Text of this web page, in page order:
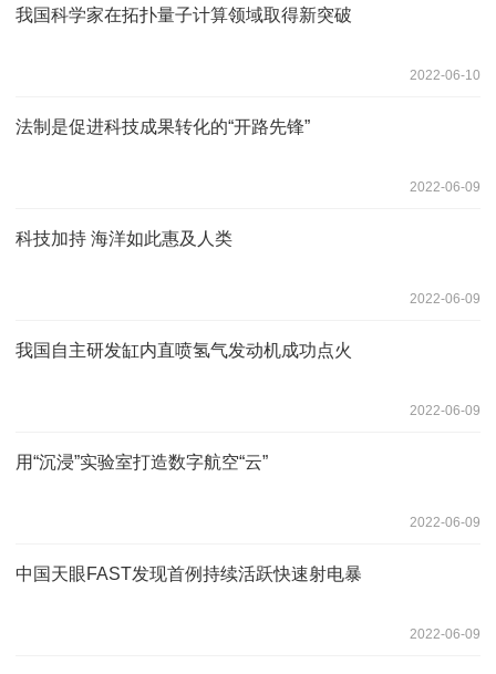
我国科学家在拓扑量子计算领域取得新突破
2022-06-10
法制是促进科技成果转化的“开路先锋”
2022-06-09
科技加持 海洋如此惠及人类
2022-06-09
我国自主研发缸内直喷氢气发动机成功点火
2022-06-09
用“沉浸”实验室打造数字航空“云”
2022-06-09
中国天眼FAST发现首例持续活跃快速射电暴
2022-06-09